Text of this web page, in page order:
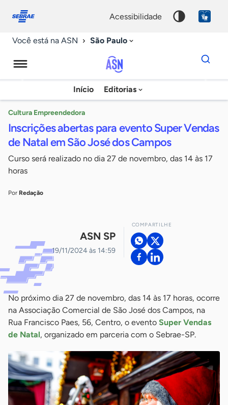
conosco
acessibilidade
Você está na ASN São Paulo
Agência
Sebrae
Notícias
Início Editorias
Dados
para
chave
Cultura Empreendedora
Inscrições abertas para evento Super Vendas
de Natal em São José dos Campos
Curso será realizado no dia 27 de novembro, das 14 às 17
horas
Por Redação
ASN SP
19/11/2024 às 14:59
COMPARTILHE
No próximo dia 27 de novembro, das 14 às 17 horas, ocorre
na Associação Comercial de São José dos Campos, na
Rua Francisco Paes, 56, Centro, o evento Super Vendas
de Natal, organizado em parceria com o Sebrae-SP.